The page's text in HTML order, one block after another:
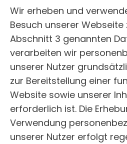
Wir erheben und
Besuch unserer
Abschnitt 3 genannten
verarbeiten wir
unserer Nutzer
zur Bereitstellung einer
Website sowie unserer
erforderlich ist. Die
Verwendung
unserer Nutzer erfolgt